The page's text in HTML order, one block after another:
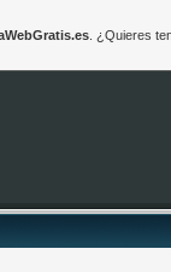
. ¿Quieres